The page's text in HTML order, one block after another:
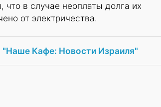
в случае неоплаты долга их
от электричества.
"Наше Кафе: Новости Израиля"